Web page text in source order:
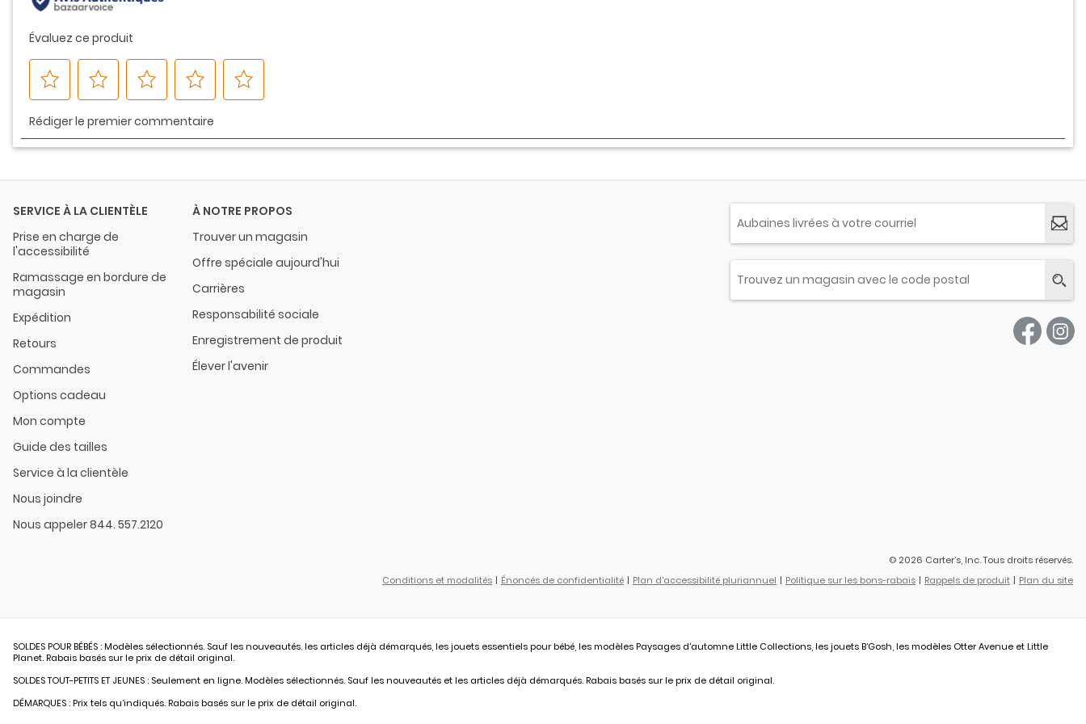
SERVICE À LA CLIENTÈLE
Prise en charge de
l'accessibilité
Ramassage en bordure de
magasin
Expédition
Retours
Commandes
Options cadeau
Mon compte
Guide des tailles
Service à la clientèle
Nous joindre
Nous appeler 844. 557.2120
À NOTRE PROPOS
Trouver un magasin
Offre spéciale aujourd'hui
Carrières
Responsabilité sociale
Enregistrement de produit
Élever l'avenir
© 2026 Carter’s, Inc. Tous droits réservés.
Conditions et modalités
Énoncés de confidentialité Plan d'accessibilité pluriannuel Politique sur les bons-rabais Rappels de produit Plan du site
SOLDES POUR BÉBÉS : Modèles sélectionnés. Sauf les nouveautés. les articles déjà démarqués, les jouets essentiels pour bébé, les modèles Paysages d'automne Little Collections, les jouets B’Gosh, les modèles Otter Avenue et Little
Planet. Rabais basés sur le prix de détail original.
SOLDES TOUT-PETITS ET JEUNES : Seulement en ligne. Modèles sélectionnés. Sauf les nouveautés et les articles déjà démarqués. Rabais basés sur le prix de détail original.
DÉMARQUES : Prix tels qu’indiqués. Rabais basés sur le prix de détail original.